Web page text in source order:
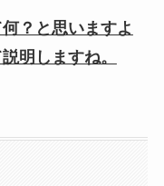
？と思いますよ
明しますね。